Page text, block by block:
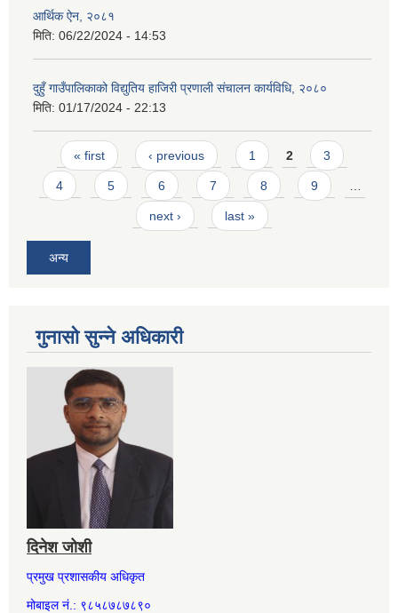
आर्थिक ऐन, २०८१
मिति: 06/22/2024 - 14:53
दुहुँ गाउँपालिकाको विद्युतिय हाजिरी प्रणाली संचालन कार्यविधि, २०८०
मिति: 01/17/2024 - 22:13
Pages
« first ‹ previous 1 2 3
4 5 6 7 8 9 …
next › last »
अन्य
गुनासो सुन्ने अधिकारी
दिनेश जोशी
प्रमुख प्रशासकीय अधिकृत
मोबाइल नं.: ९८५८७८७८९०